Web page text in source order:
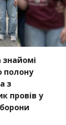
знайомі
полону
з
провів у